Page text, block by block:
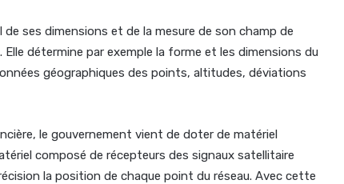
de ses dimensions et de la mesure de son champ de
détermine par exemple la forme et les dimensions du
géographiques des points, altitudes, déviations
le gouvernement vient de doter de matériel
composé de récepteurs des signaux satellitaire
la position de chaque point du réseau. Avec cette